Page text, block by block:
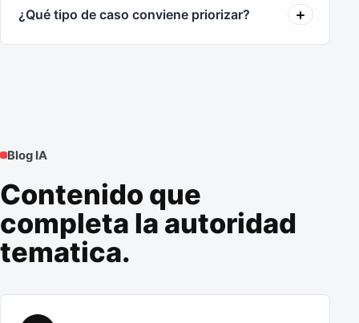
¿Qué tipo de caso conviene priorizar?
Blog IA
Contenido que
completa la autoridad
tematica.